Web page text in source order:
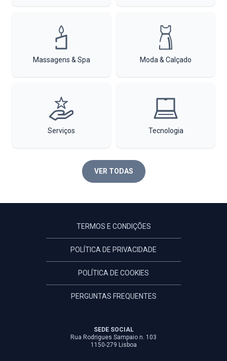
Massagens & Spa Moda & Calçado
Serviços Tecnologia
VER TODAS
TERMOS E CONDIÇÕES
POLÍTICA DE PRIVACIDADE
POLÍTICA DE COOKIES
PERGUNTAS FREQUENTES
SEDE SOCIAL
Rua Rodrigues Sampaio n. 103
1150-279 Lisboa